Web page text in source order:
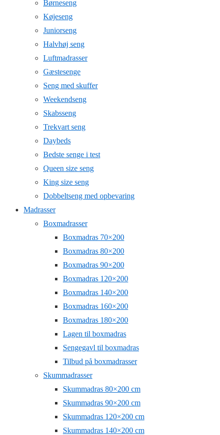
Børneseng
Køjeseng
Juniorseng
Halvhøj seng
Luftmadrasser
Gæstesenge
Seng med skuffer
Weekendseng
Skabsseng
Trekvart seng
Daybeds
Bedste senge i test
Queen size seng
King size seng
Dobbeltseng med opbevaring
Madrasser
Boxmadrasser
Boxmadras 70×200
Boxmadras 80×200
Boxmadras 90×200
Boxmadras 120×200
Boxmadras 140×200
Boxmadras 160×200
Boxmadras 180×200
Lagen til boxmadras
Sengegavl til boxmadras
Tilbud på boxmadrasser
Skummadrasser
Skummadras 80×200 cm
Skummadras 90×200 cm
Skummadras 120×200 cm
Skummadras 140×200 cm